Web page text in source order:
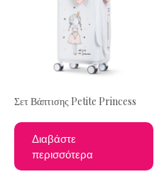
Σετ Βάπτισης Petite Princess
Διαβάστε
περισσότερα